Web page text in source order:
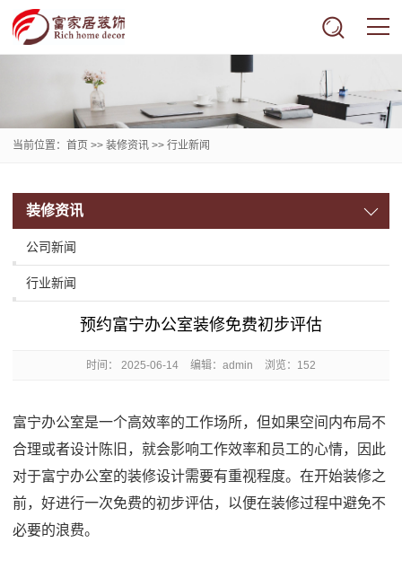
当前位置： 首页 >> 装修资讯 >> 行业新闻
装修资讯
公司新闻
行业新闻
预约富宁办公室装修免费初步评估
时间： 2025-06-14 编辑：admin 浏览：152
富宁办公室是一个高效率的工作场所，但如果空间内布局不
合理或者设计陈旧，就会影响工作效率和员工的心情，因此
对于富宁办公室的装修设计需要有重视程度。在开始装修之
前，好进行一次免费的初步评估，以便在装修过程中避免不
必要的浪费。